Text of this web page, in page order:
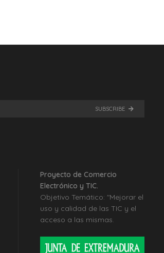
SUBSCRIBE
Proyecto de Comercio
Electrónico y TIC.
Objetivo Temático: "Mejorar el
uso y calidad de las TIC y el
acceso a las mismas.